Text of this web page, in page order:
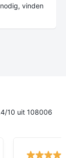
vinden
10 uit 108006